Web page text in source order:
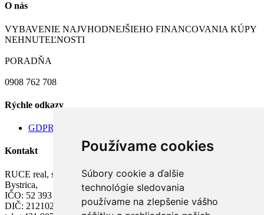
Používame cookies
Súbory cookie a ďalšie
technológie sledovania
používame na zlepšenie vášho
O nás
VYBAVENIE NAJVHODNEJŠIEHO FINANCOVANIA KÚPY
NEHNUTEĽNOSTI
PORADŇA
0908 762 708
Rýchle odkazy
GDPR
Kontakt
RUCE real, s.r.o. M.R. Štefánika 157/45, 017 01 Považská
Bystrica,
IČO: 52 393 704,
DIČ: 2121022363,